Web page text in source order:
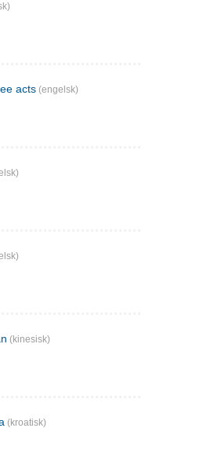
acts (engelsk)
(kinesisk)
(kroatisk)